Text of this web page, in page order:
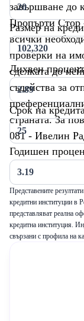
завършване до
Пропърти Стор
всички
проверки на
сделката до
съдейства за
страната. За
081 - Ивелин
Размер на
Лихвен процент
Срок на
Годишен
Представените
кредитни институции в
представляват реална
кредитна институция.
свързани с профила на